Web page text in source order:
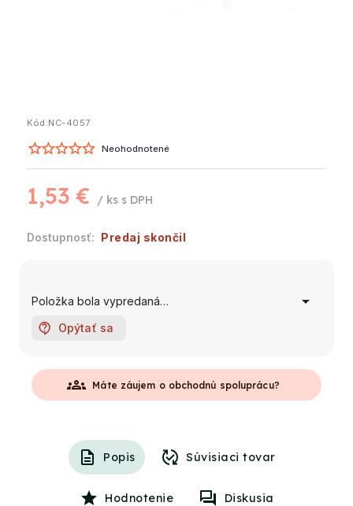
Kód:NC-4057
Neohodnotené
1,53 € / ks
Predaj skončil
Položka bola vypredaná…
Opýtať sa
groups Máte záujem o obchodnú spoluprácu?
Popis Súvisiaci tovar
Hodnotenie Diskusia